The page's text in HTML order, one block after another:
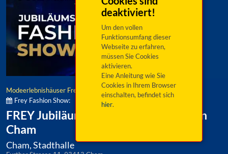
deaktiviert!
Um den vollen
Funktionsumfang dieser
Webseite zu erfahren,
müssen Sie Cookies
aktivieren.
Eine Anleitung wie Sie
Cookies in Ihrem Browser
einschalten, befindet sich
hier.
Modeerlebnishäuser Frey
Frey Fashion Show:
FREY Jubiläums Fashion Shows 2026 in
Cham
Cham, Stadthalle